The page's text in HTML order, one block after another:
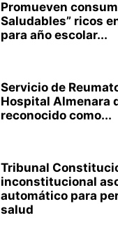
Promueven
Saludables” ricos
para año escolar...
Servicio de
Hospital Almenara
reconocido como...
Tribunal
inconstitucional
automático para
salud